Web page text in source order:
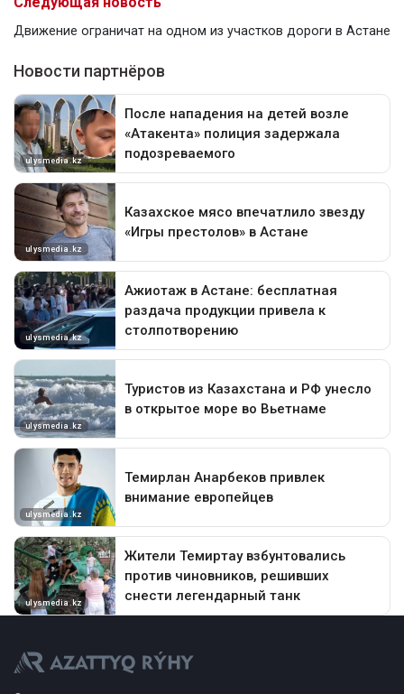
Движение ограничат на одном из участков дороги в Астане